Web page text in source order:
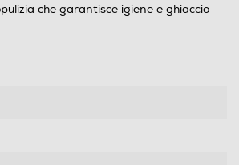
che garantisce igiene e ghiaccio